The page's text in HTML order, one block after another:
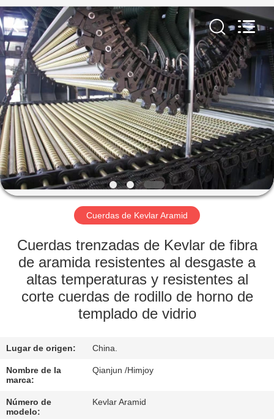
INICIO
PRODUCTOS
SOBRE
NOSOTROS
VISITA
LA
FÁBRICA
CONTROL
CONTACTO
Co.,
Limited.
All
Rights
Reserved.
Developed
by
ECER
Cuerdas de Kevlar Aramid
Cuerdas trenzadas de Kevlar de fibra
de aramida resistentes al desgaste a
altas temperaturas y resistentes al
corte cuerdas de rodillo de horno de
templado de vidrio
Lugar de origen: China.
Nombre de la
marca:
Qianjun /Himjoy
Número de
modelo:
Kevlar Aramid